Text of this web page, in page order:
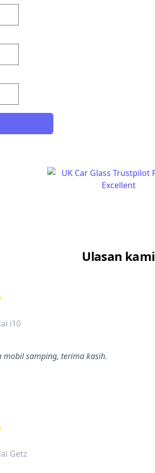
Ulasan kami
bintang lima
i10
mobil samping, terima kasih.
bintang lima
Getz